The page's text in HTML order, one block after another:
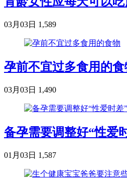
03月03日 1,589
孕前不宜过多食用的食
03月03日 1,490
备孕需要调整好“性爱
01月03日 1,587